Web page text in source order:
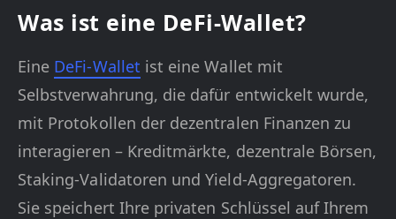
Was ist eine DeFi-Wallet?
Eine DeFi-Wallet ist eine Wallet mit
Selbstverwahrung, die dafür entwickelt wurde,
mit Protokollen der dezentralen Finanzen zu
interagieren – Kreditmärkte, dezentrale Börsen,
Staking-Validatoren und Yield-Aggregatoren.
Sie speichert Ihre privaten Schlüssel auf Ihrem